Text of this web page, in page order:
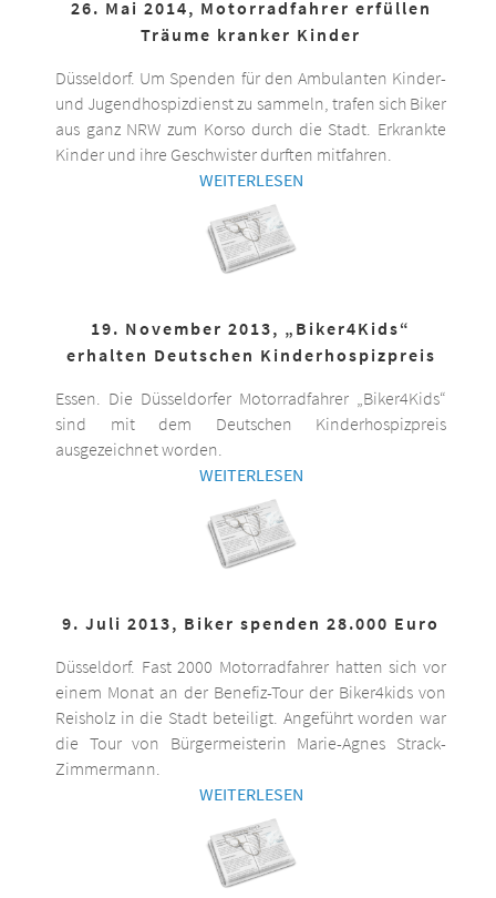
26. Mai 2014, Motorradfahrer erfüllen
Träume kranker Kinder
Düsseldorf. Um Spenden für den Ambulanten Kinder-
und Jugendhospizdienst zu sammeln, trafen sich Biker
aus ganz NRW zum Korso durch die Stadt. Erkrankte
Kinder und ihre Geschwister durften mitfahren.
WEITERLESEN
19. November 2013, „Biker4Kids“
erhalten Deutschen Kinderhospizpreis
Essen. Die Düsseldorfer Motorradfahrer „Biker4Kids“
sind mit dem Deutschen Kinderhospizpreis
ausgezeichnet worden.
WEITERLESEN
9. Juli 2013, Biker spenden 28.000 Euro
Düsseldorf. Fast 2000 Motorradfahrer hatten sich vor
einem Monat an der Benefiz-Tour der Biker4kids von
Reisholz in die Stadt beteiligt. Angeführt worden war
die Tour von Bürgermeisterin Marie-Agnes Strack-
Zimmermann.
WEITERLESEN